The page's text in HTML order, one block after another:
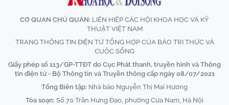
CƠ QUAN CHỦ QUẢN: LIÊN HIỆP CÁC HỘI KHOA HỌC VÀ KỸ
THUẬT VIỆT NAM
TRANG THÔNG TIN ĐIỆN TỬ TỔNG HỢP CỦA BÁO TRI THỨC VÀ
CUỘC SỐNG
Giấy phép số 113/GP-TTĐT do Cục Phát thanh, truyền hình và Thông
tin điện tử - Bộ Thông tin và Truyền thông cấp ngày 08/07/2021
Tổng Biên tập: Nhà báo Nguyễn Thị Mai Hương
Tòa soạn: Số 70 Trần Hưng Đạo, phường Cửa Nam, Hà Nội